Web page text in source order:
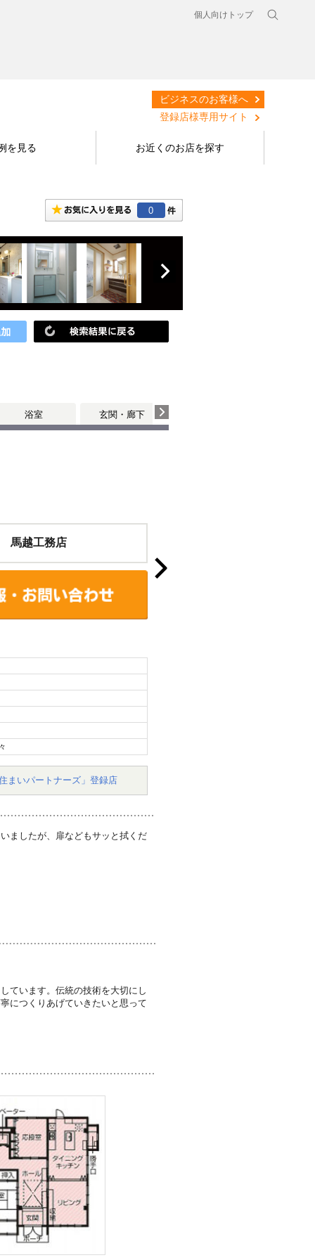
個人向けトップ
ビジネスのお客様へ
登録店様専用サイト
を見る お近くのお店を探す
0
浴室 玄関・廊下
馬越工務店
まいパートナーズ」登録店
ましたが、扉などもサッと拭くだ
ています。伝統の技術を大切にし
につくりあげていきたいと思って